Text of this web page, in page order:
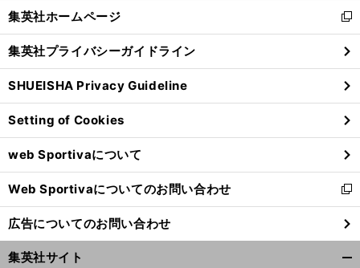
閉
る
集英社ホームページ
新
し
い
ウ
ィ
ン
ド
ウ
で
開
く
集英社プライバシーガイドライン
SHUEISHA Privacy Guideline
Setting of Cookies
web Sportivaについて
Web Sportivaについてのお問い合わせ
新
し
い
ウ
ィ
広告についてのお問い合わせ
集英社サイト